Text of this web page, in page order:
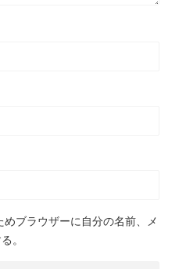
ブラウザーに自分の名前、メ
。